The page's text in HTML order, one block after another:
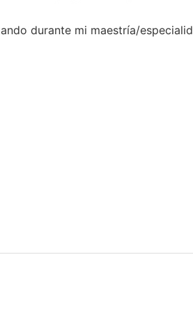
durante mi maestría/